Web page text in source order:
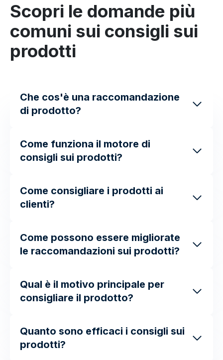
Scopri le domande più
comuni sui consigli sui
prodotti
Che cos'è una raccomandazione
di prodotto?
Come funziona il motore di
consigli sui prodotti?
Come consigliare i prodotti ai
clienti?
Come possono essere migliorate
le raccomandazioni sui prodotti?
Qual è il motivo principale per
consigliare il prodotto?
Quanto sono efficaci i consigli sui
prodotti?